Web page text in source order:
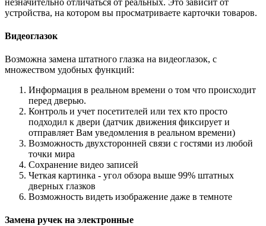
устройства, на котором вы просматриваете карточки товаров.
Видеоглазок
Возможна замена штатного глазка на видеоглазок, с
множеством удобных функций:
Информация в реальном времени о том что происходит
перед дверью.
Контроль и учет посетителей или тех кто просто
подходил к двери (датчик движения фиксирует и
отправляет Вам уведомления в реальном времени)
Возможность двухсторонней связи с гостями из любой
точки мира
Сохранение видео записей
Четкая картинка - угол обзора выше 99% штатных
дверных глазков
Возможность видеть изображение даже в темноте
Замена ручек на электронные